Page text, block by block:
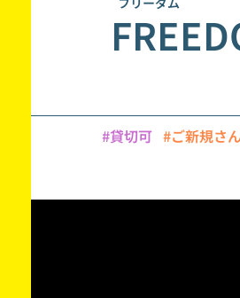
#貸切可 #ご新規さ